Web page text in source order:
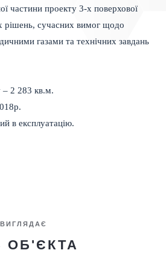
частини проекту 3-х поверхової
рішень, сучасних вимог щодо
газами та технічних завдань
– 2 283 кв.м.
в експлуатацію.
ОБ'ЄКТА